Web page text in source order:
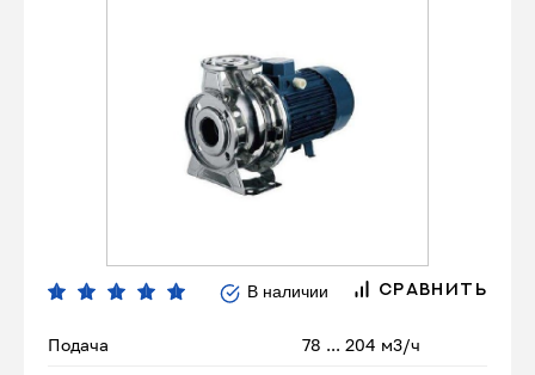
В наличии СРАВНИТЬ
Подача 78 ... 204 м3/ч